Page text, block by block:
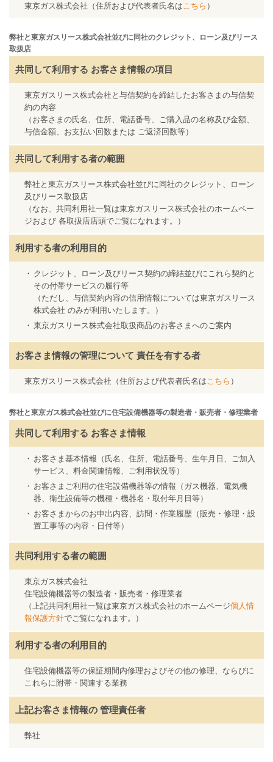
東京ガス株式会社（住所および代表者氏名はこちら ）
弊社と東京ガスリース株式会社並びに同社のクレジット、ローン及びリース
取扱店
共同して利用する お客さま情報の項目
東京ガスリース株式会社と与信契約を締結したお客さまの与信契
約の内容
（お客さまの氏名、住所、電話番号、ご購入品の名称及び金額、
与信金額、お支払い回数または ご返済回数等）
共同して利用する者の範囲
弊社と東京ガスリース株式会社並びに同社のクレジット、ローン
及びリース取扱店
（なお、共同利用社一覧は東京ガスリース株式会社のホームペー
ジおよび 各取扱店店頭でご覧になれます。）
利用する者の利用目的
クレジット、ローン及びリース契約の締結並びにこれら契約と
その付帯サービスの履行等
（ただし、与信契約内容の信用情報については東京ガスリース
株式会社 のみが利用いたします。）
東京ガスリース株式会社取扱商品のお客さまへのご案内
お客さま情報の管理について 責任を有する者
東京ガスリース株式会社（住所および代表者氏名はこちら ）
弊社と東京ガス株式会社並びに住宅設備機器等の製造者・販売者・修理業者
共同して利用する お客さま情報
お客さま基本情報（氏名、住所、電話番号、生年月日、ご加入
サービス、料金関連情報、ご利用状況等）
お客さまご利用の住宅設備機器等の情報（ガス機器、電気機
器、衛生設備等の機種・機器名・取付年月日等）
お客さまからのお申出内容、訪問・作業履歴（販売・修理・設
置工事等の内容・日付等）
共同利用する者の範囲
東京ガス株式会社
住宅設備機器等の製造者・販売者・修理業者
（上記共同利用社一覧は東京ガス株式会社のホームページ個人情
報保護方針でご覧になれます。）
利用する者の利用目的
住宅設備機器等の保証期間内修理およびその他の修理、ならびに
これらに附帯・関連する業務
上記お客さま情報の 管理責任者
弊社